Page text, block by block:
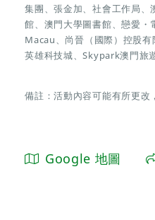
集團、張金加、社會工作局
館、澳門大學圖書館、戀愛
Macau、尚晉（國際）控股
英雄科技城、Skypark澳門旅
備註：活動內容可能有所更改
Google 地圖